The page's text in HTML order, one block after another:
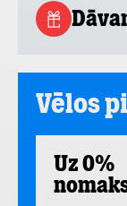
Vēlos
Uz 0%